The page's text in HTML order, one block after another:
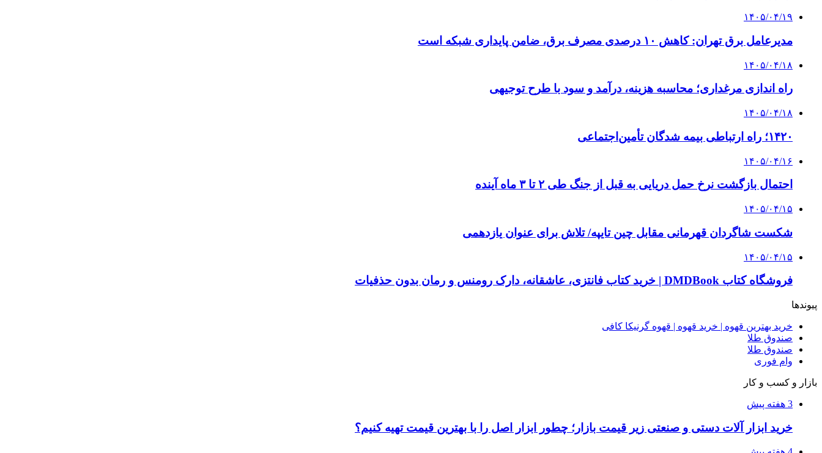
۱۴۰۵/۰۴/۱۹
مدیرعامل برق تهران: کاهش ۱۰ درصدی مصرف برق، ضامن پایداری شبکه است
۱۴۰۵/۰۴/۱۸
راه اندازی مرغداری؛ محاسبه هزینه، درآمد و سود با طرح توجیهی
۱۴۰۵/۰۴/۱۸
۱۴۲۰؛ راه ارتباطی بیمه شدگان تأمین‌اجتماعی
۱۴۰۵/۰۴/۱۶
احتمال بازگشت نرخ حمل دریایی به قبل از جنگ طی ۲ تا ۳ ماه آینده
۱۴۰۵/۰۴/۱۵
شکست شاگردان قهرمانی مقابل چین تایپه/ تلاش برای عنوان یازدهمی
۱۴۰۵/۰۴/۱۵
فروشگاه کتاب DMDBook | خرید کتاب فانتزی، عاشقانه، دارک رومنس و رمان بدون حذفیات
پیوندها
خرید بهترین قهوه | خرید قهوه | قهوه گرنیکا کافی
صندوق طلا
صندوق طلا
وام فوری
بازار و کسب و کار
3 هفته پیش
خرید ابزار آلات دستی و صنعتی زیر قیمت بازار؛ چطور ابزار اصل را با بهترین قیمت تهیه کنیم؟